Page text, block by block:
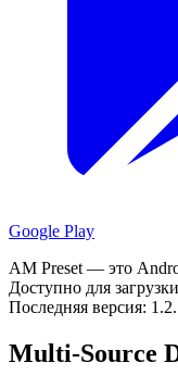
Google Play
AM Preset — это
Доступно для
Последняя версия:
Multi-Source